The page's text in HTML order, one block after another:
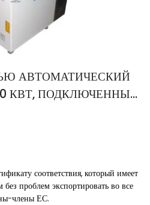
АВТОМАТИЧЕСКИЙ
КВТ, ПОДКЛЮЧЕННЫЙ
соответствия, который имеет
проблем экспортировать во все
члены ЕС.